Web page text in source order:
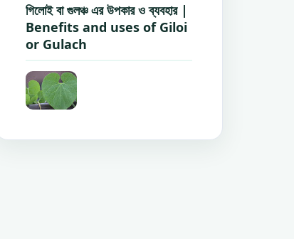
গিলোই বা গুলঞ্চ এর উপকার ও ব্যবহার |
Benefits and uses of Giloi
or Gulach